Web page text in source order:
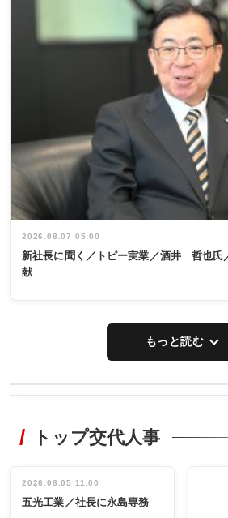
2026.08.07 05:00
新社長に聞く／トピー実業／酒井 哲也氏
献
もっと読む
非鉄業界で
インタビュ
ー／社内ア
タックトレー
祝う 業界関
係者ら220人
出席
トップ交代人事
2026.08.05 11:00
五光工業／社長に永島専務